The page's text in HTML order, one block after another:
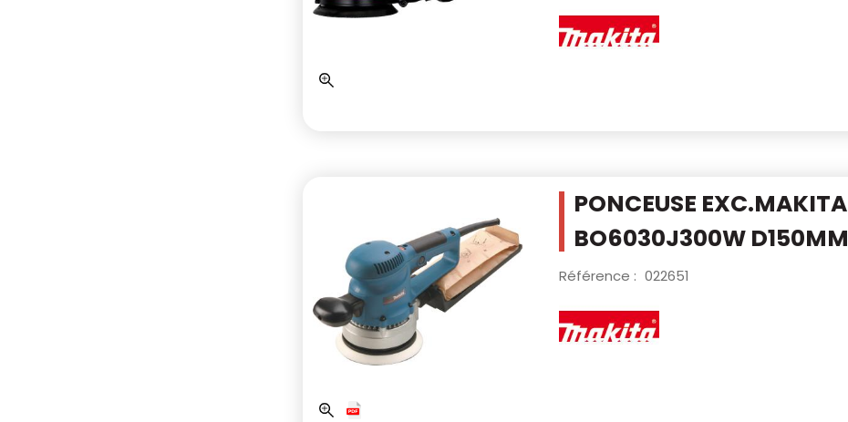
PONCEUSE EXC.MAKITA
BO6030J300W D150MM
Référence : 022651